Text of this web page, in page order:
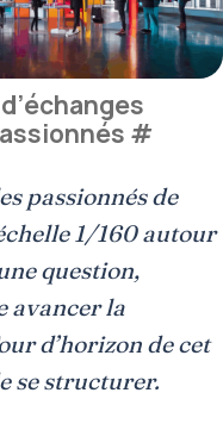
#
passionnés de
1/160 autour
question,
avancer la
d’horizon de cet
se structurer.